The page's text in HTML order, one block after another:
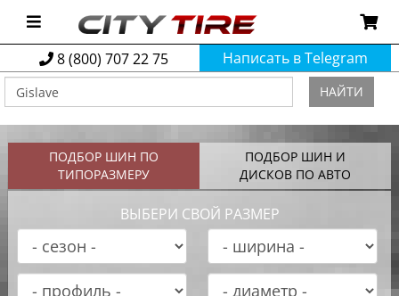
8 (800) 707 22 75 Написать в Telegram
НАЙТИ
ПОДБОР ШИН ПО
ТИПОРАЗМЕРУ
ПОДБОР ШИН И
ДИСКОВ ПО АВТО
ВЫБЕРИ СВОЙ РАЗМЕР